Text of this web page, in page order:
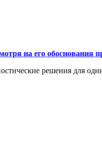
на его обоснования
решения для